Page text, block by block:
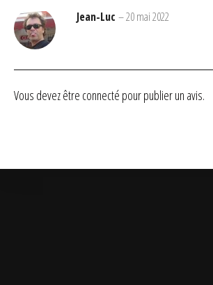
Jean-Luc –20 mai 2022
Vous devez être connecté pour publier un avis.